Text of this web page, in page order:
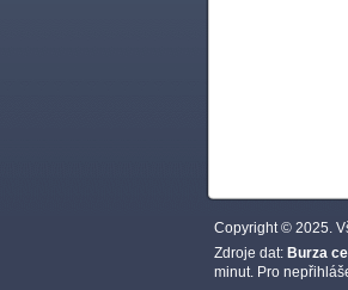
Copyright © 2025.
Zdroje dat: Burza
minut. Pro